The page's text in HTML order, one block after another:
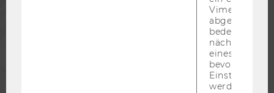
Vimeo-Video
abgespielt
bedeutet,
nächsten
eines Vimeo-
bevorzugten
werden.